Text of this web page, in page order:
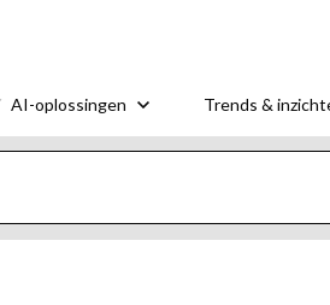
AI-oplossingen Trends &